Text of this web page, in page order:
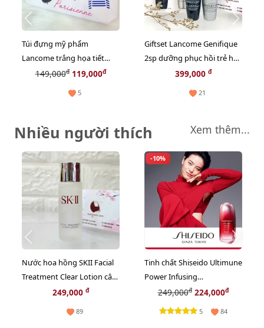
Túi đựng mỹ phẩm
Lancome trắng họa tiết
thời trang tinh tế, rất đẹp
149,000đ119,000đ
5
Giftset Lancome Genifique
2sp dưỡng phục hồi trẻ hóa
da cho cả mặt và mắt (HOT)
399,000 đ
21
Nhiều người thích Xem thêm...
Nước hoa hồng SKII Facial
Treatment Clear Lotion cân
bằng sâu cho da, 30ml
249,000 đ
89
-10%
Tinh chất Shiseido Ultimune
Power Infusing
Concentrate khôi phục, tái
tạo da, 10ml
249,000đ224,000đ
5 84